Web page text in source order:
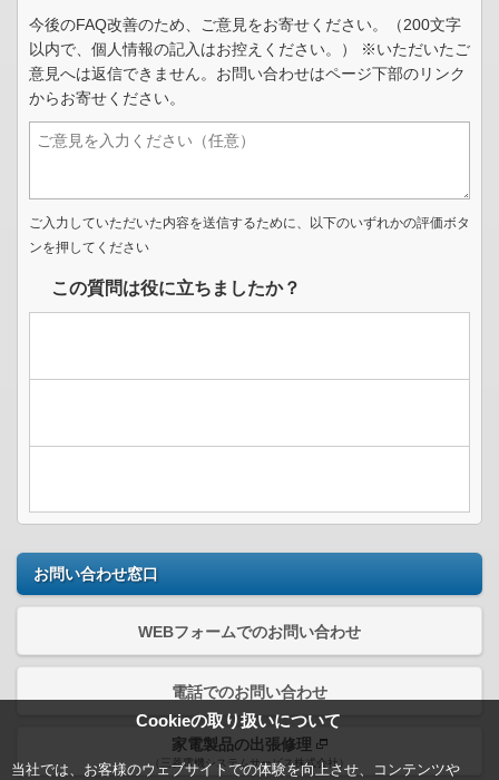
Cookieの取り扱いについて
当社では、お客様のウェブサイトでの体験を向上させ、コンテンツや
今後のFAQ改善のため、ご意見をお寄せください。（200文字
以内で、個人情報の記入はお控えください。） ※いただいたご
意見へは返信できません。お問い合わせはページ下部のリンク
からお寄せください。
ご入力していただいた内容を送信するために、以下のいずれかの評価ボタ
ンを押してください
この質問は役に立ちましたか？
お問い合わせ窓口
WEBフォームでのお問い合わせ
電話でのお問い合わせ
家電製品の出張修理
（三菱電機システムサービス株式会社）